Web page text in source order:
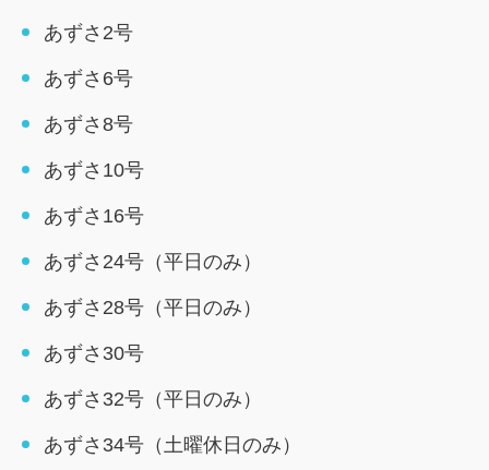
あずさ2号
あずさ6号
あずさ8号
あずさ10号
あずさ16号
あずさ24号（平日のみ）
あずさ28号（平日のみ）
あずさ30号
あずさ32号（平日のみ）
あずさ34号（土曜休日のみ）